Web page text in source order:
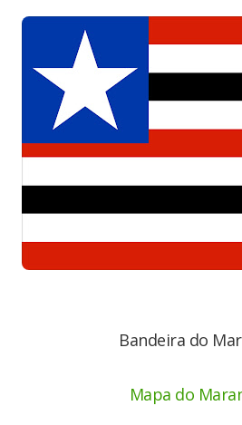
Bandeira do
Mapa do